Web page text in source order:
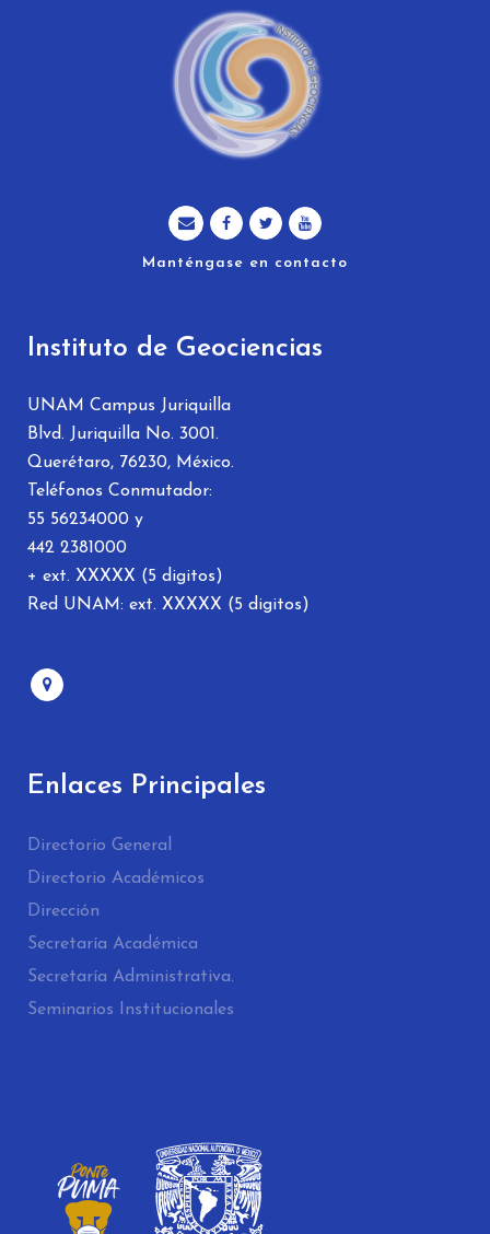
Manténgase en contacto
Instituto de Geociencias
UNAM Campus Juriquilla
Blvd. Juriquilla No. 3001.
Querétaro, 76230, México.
Teléfonos Conmutador:
55 56234000 y
442 2381000
+ ext. XXXXX (5 digitos)
Red UNAM: ext. XXXXX (5 digitos)
Enlaces Principales
Directorio General
Directorio Académicos
Dirección
Secretaría Académica
Secretaría Administrativa.
Seminarios Institucionales